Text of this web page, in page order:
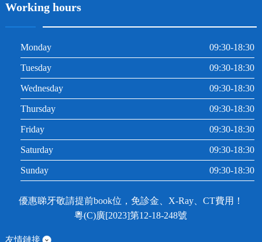
Working hours
Monday 09:30-18:30
Tuesday 09:30-18:30
Wednesday 09:30-18:30
Thursday 09:30-18:30
Friday 09:30-18:30
Saturday 09:30-18:30
Sunday 09:30-18:30
優惠睇牙敬請提前book位，免診金、X-Ray、CT費用！
粵(C)廣[2023]第12-18-248號
友情鏈接